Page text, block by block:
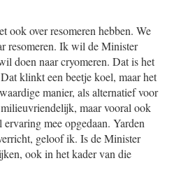
ook over resomeren hebben. We
resomeren. Ik wil de Minister
doen naar cryomeren. Dat is het
klinkt een beetje koel, maar het
manier, als alternatief voor
maar vooral ook
mee opgedaan. Yarden
geloof ik. Is de Minister
ook in het kader van die